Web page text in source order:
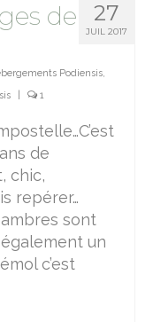
27
JUIL 2017
de
Podiensis,
1
de
chic,
repérer…
sont
un
c’est